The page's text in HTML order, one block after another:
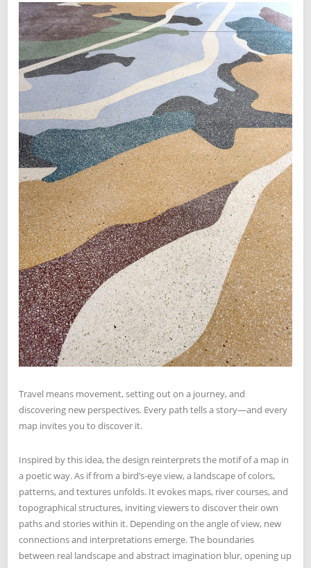
Travel means movement, setting out on a journey, and
discovering new perspectives. Every path tells a story—and every
map invites you to discover it.
Inspired by this idea, the design reinterprets the motif of a map in
a poetic way. As if from a bird’s-eye view, a landscape of colors,
patterns, and textures unfolds. It evokes maps, river courses, and
topographical structures, inviting viewers to discover their own
paths and stories within it. Depending on the angle of view, new
connections and interpretations emerge. The boundaries
between real landscape and abstract imagination blur, opening up